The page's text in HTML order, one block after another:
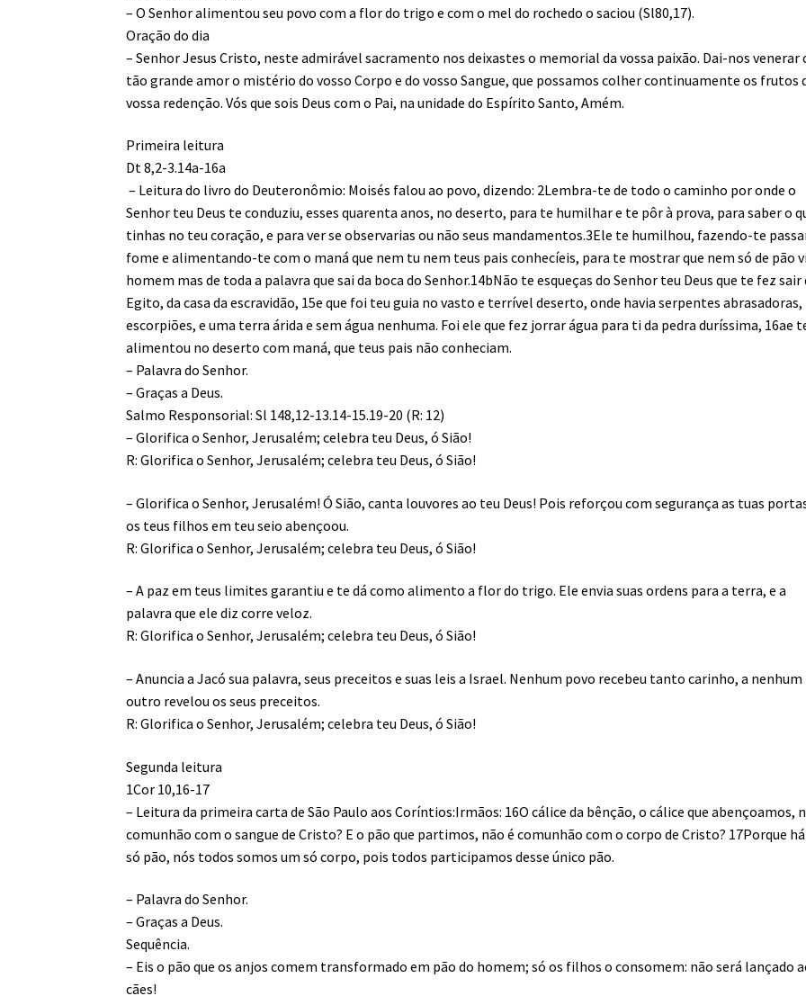
– O Senhor alimentou seu povo com a flor do trigo e com o mel do rochedo o saciou (Sl80,17).
Oração do dia
– Senhor Jesus Cristo, neste admirável sacramento nos deixastes o memorial da vossa paixão. Dai-nos venerar
tão grande amor o mistério do vosso Corpo e do vosso Sangue, que possamos colher continuamente os frutos
vossa redenção. Vós que sois Deus com o Pai, na unidade do Espírito Santo, Amém.
Primeira leitura
Dt 8,2-3.14a-16a
– Leitura do livro do Deuteronômio: Moisés falou ao povo, dizendo: 2Lembra-te de todo o caminho por onde o
Senhor teu Deus te conduziu, esses quarenta anos, no deserto, para te humilhar e te pôr à prova, para saber o
tinhas no teu coração, e para ver se observarias ou não seus mandamentos.3Ele te humilhou, fazendo-te
fome e alimentando-te com o maná que nem tu nem teus pais conhecíeis, para te mostrar que nem só de pão
homem mas de toda a palavra que sai da boca do Senhor.14bNão te esqueças do Senhor teu Deus que te fez sair
Egito, da casa da escravidão, 15e que foi teu guia no vasto e terrível deserto, onde havia serpentes abrasadoras,
escorpiões, e uma terra árida e sem água nenhuma. Foi ele que fez jorrar água para ti da pedra duríssima, 16ae
alimentou no deserto com maná, que teus pais não conheciam.
– Palavra do Senhor.
– Graças a Deus.
Salmo Responsorial: Sl 148,12-13.14-15.19-20 (R: 12)
– Glorifica o Senhor, Jerusalém; celebra teu Deus, ó Sião!
R: Glorifica o Senhor, Jerusalém; celebra teu Deus, ó Sião!
– Glorifica o Senhor, Jerusalém! Ó Sião, canta louvores ao teu Deus! Pois reforçou com segurança as tuas
os teus filhos em teu seio abençoou.
R: Glorifica o Senhor, Jerusalém; celebra teu Deus, ó Sião!
– A paz em teus limites garantiu e te dá como alimento a flor do trigo. Ele envia suas ordens para a terra, e a
palavra que ele diz corre veloz.
R: Glorifica o Senhor, Jerusalém; celebra teu Deus, ó Sião!
– Anuncia a Jacó sua palavra, seus preceitos e suas leis a Israel. Nenhum povo recebeu tanto carinho, a nenhum
outro revelou os seus preceitos.
R: Glorifica o Senhor, Jerusalém; celebra teu Deus, ó Sião!
Segunda leitura
1Cor 10,16-17
– Leitura da primeira carta de São Paulo aos Coríntios:Irmãos: 16O cálice da bênção, o cálice que abençoamos,
comunhão com o sangue de Cristo? E o pão que partimos, não é comunhão com o corpo de Cristo? 17Porque
só pão, nós todos somos um só corpo, pois todos participamos desse único pão.
– Palavra do Senhor.
– Graças a Deus.
Sequência.
– Eis o pão que os anjos comem transformado em pão do homem; só os filhos o consomem: não será lançado
cães!